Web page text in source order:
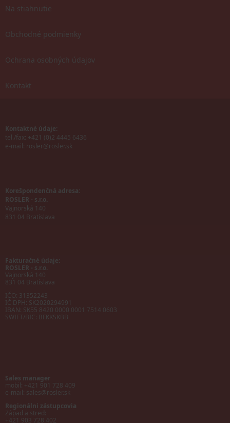
Na stiahnutie
Obchodné podmienky
Ochrana osobných údajov
Kontakt
Kontaktné údaje:
tel./fax: +421 (0)2 4445 6436
e-mail: rosler@rosler.sk
Korešpondenčná adresa:
ROSLER - s.r.o.
Vajnorská 140
831 04 Bratislava
Fakturačné údaje:
ROSLER - s.r.o.
Vajnorská 140
831 04 Bratislava
IČO: 31352243
IČ DPH: SK2020294991
IBAN: SK55 8420 0000 0001 7514 0603
SWIFT/BIC: BFKKSKBB
Sales manager
mobil: +421 901 728 409
e-mail: sales@rosler.sk
Regionálni zástupcovia
Západ a stred:
+421 903 728 402